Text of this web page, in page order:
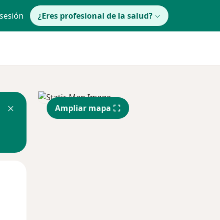
¿Eres profesional de la salud?
Ampliar mapa